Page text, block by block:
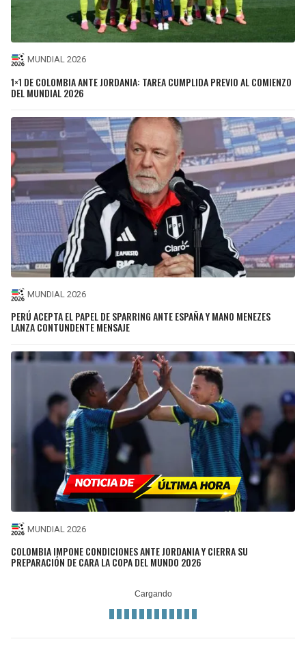
MUNDIAL 2026
1×1 DE COLOMBIA ANTE JORDANIA: TAREA CUMPLIDA PREVIO AL COMIENZO
DEL MUNDIAL 2026
MUNDIAL 2026
PERÚ ACEPTA EL PAPEL DE SPARRING ANTE ESPAÑA Y MANO MENEZES
LANZA CONTUNDENTE MENSAJE
MUNDIAL 2026
COLOMBIA IMPONE CONDICIONES ANTE JORDANIA Y CIERRA SU
PREPARACIÓN DE CARA LA COPA DEL MUNDO 2026